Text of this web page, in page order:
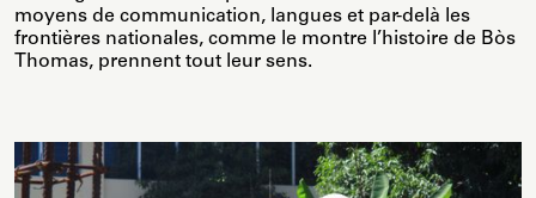
moyens de communication, langues et par-delà les
frontières nationales, comme le montre l’histoire de Bòs
Thomas, prennent tout leur sens.